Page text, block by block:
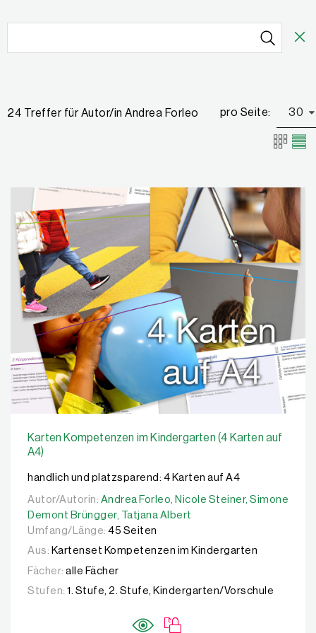
24 Treffer für Autor/in Andrea Forleo pro Seite: 30
Karten Kompetenzen im Kindergarten (4 Karten auf
A4)
handlich und platzsparend: 4 Karten auf A4
Autor/Autorin: Andrea Forleo, Nicole Steiner, Simone
Autor/Autorin: Andrea Forleo, Nicole Steiner, Simone
Demont Brüngger,
Tatjana Albert
Umfang/Länge: 45 Seiten
Aus: Kartenset Kompetenzen im Kindergarten
Fächer: alle Fächer
Stufen: 1. Stufe, 2. Stufe, Kindergarten/Vorschule